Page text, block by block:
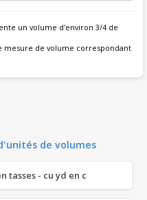
un volume d'environ 3/4 de
mesure de volume correspondant
de volumes
tasses - cu yd en c